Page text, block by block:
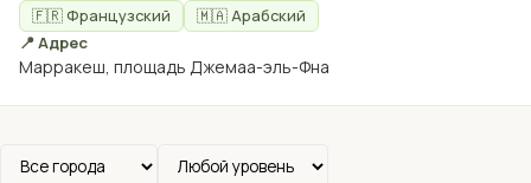
🇫🇷 Французский
🇲🇦 Арабский
📍 Адрес
Марракеш, площадь Джемаа-эль-Фна